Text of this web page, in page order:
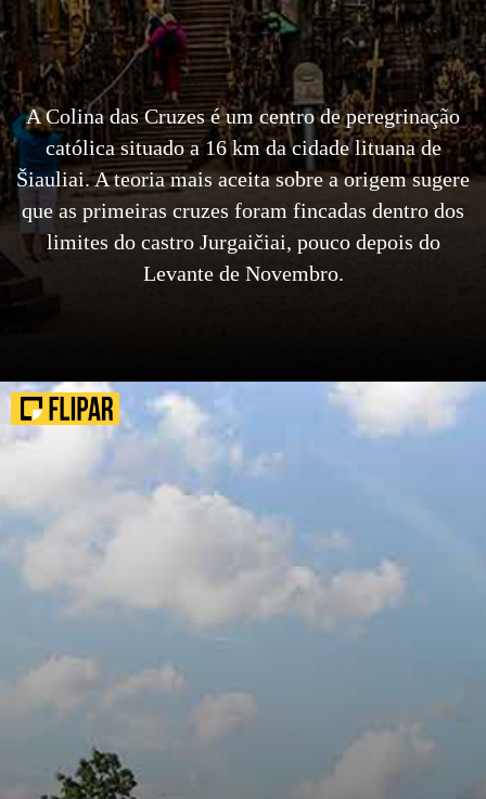
A Colina das Cruzes é um centro de peregrinação
católica situado a 16 km da cidade lituana de
Šiauliai. A teoria mais aceita sobre a origem sugere
que as primeiras cruzes foram fincadas dentro dos
limites do castro Jurgaičiai, pouco depois do
Levante de Novembro.